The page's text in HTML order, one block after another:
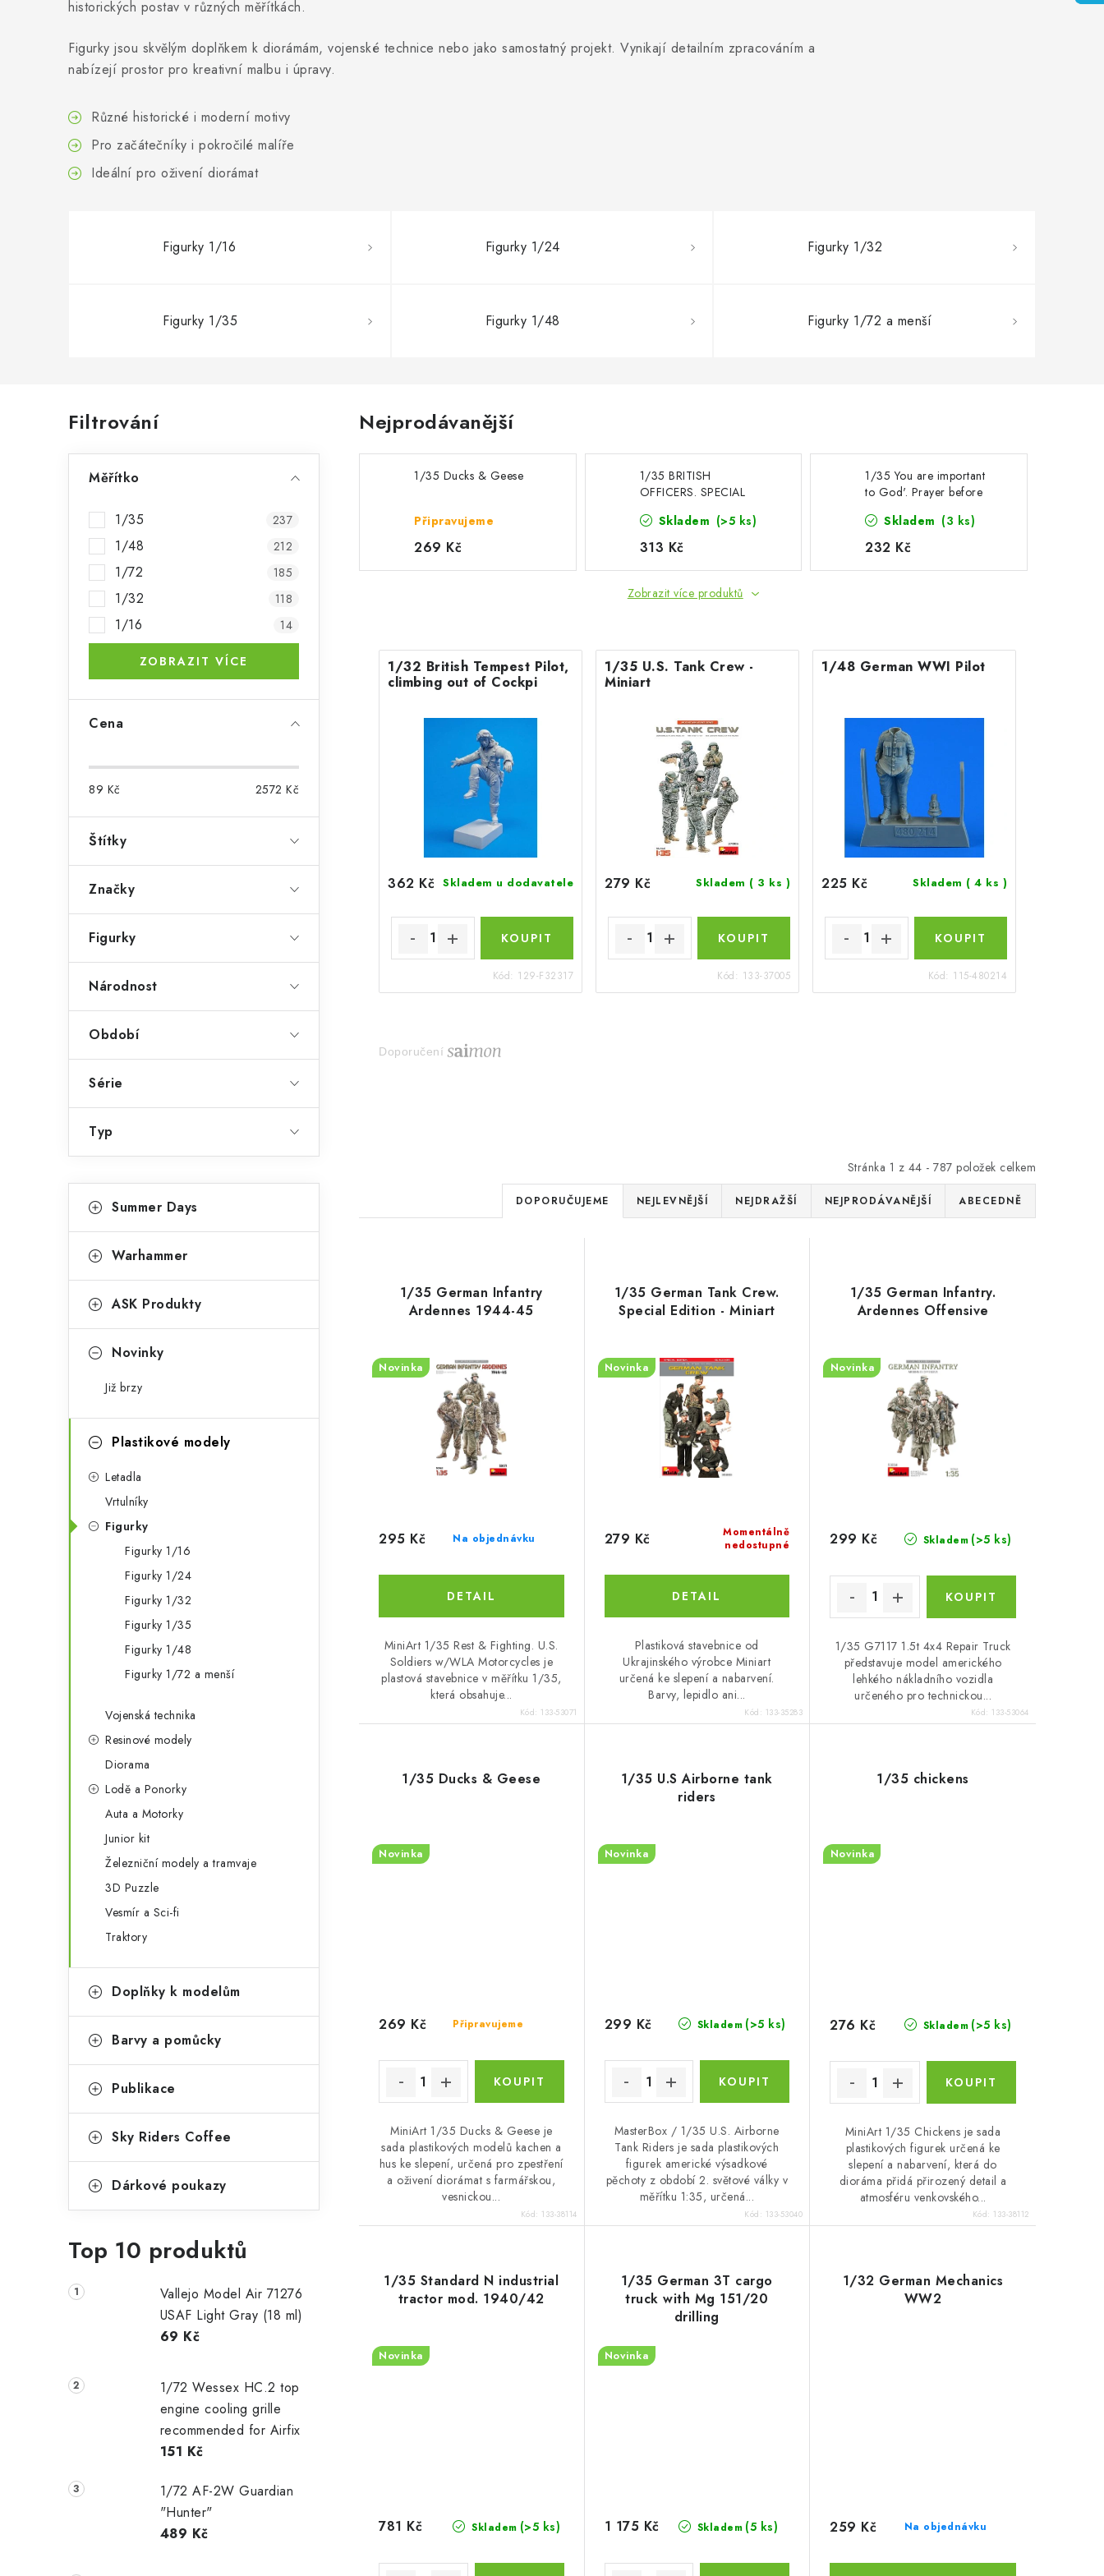
historických postav v různých měřítkách.
Figurky jsou skvělým doplňkem k diorámám, vojenské technice nebo jako samostatný projekt. Vynikají detailním zpracováním a
nabízejí prostor pro kreativní malbu i úpravy.
Různé historické i moderní motivy
Pro začátečníky i pokročilé malíře
Ideální pro oživení diorámat
Figurky 1/16 Figurky 1/24 Figurky 1/32
Figurky 1/35 Figurky 1/48 Figurky 1/72 a menší
P
o
p
Filtrování
Měřítko
1/35 237
1/48 212
1/72 185
1/32 118
1/16 14
ZOBRAZIT VÍCE
Cena
89 Kč 2572 Kč
Štítky
Značky
Figurky
Národnost
Období
Série
Typ
kategorie
a
e
o
e
Summer Days
Warhammer
ASK Produkty
Novinky
Již brzy
Plastikové modely
Letadla
Vrtulníky
Figurky
Figurky 1/16
Figurky 1/24
Figurky 1/32
Figurky 1/35
Figurky 1/48
Figurky 1/72 a menší
Vojenská technika
Resinové modely
Diorama
Lodě a Ponorky
Auta a Motorky
Junior kit
Železniční modely a tramvaje
3D Puzzle
Vesmír a Sci-fi
Traktory
Doplňky k modelům
Barvy a pomůcky
Publikace
Sky Riders Coffee
Dárkové poukazy
Top 10 produktů
Vallejo Model Air 71276
USAF Light Gray (18 ml)
69 Kč
1/72 Wessex HC.2 top
engine cooling grille
recommended for Airfix
151 Kč
1/72 AF-2W Guardian
"Hunter"
489 Kč
Nejprodávanější
1/35 Ducks & Geese
Připravujeme
269 Kč
1/35 BRITISH
OFFICERS. SPECIAL
Skladem (>5 ks)
313 Kč
1/35 You are important
to God'. Prayer before
Skladem (3 ks)
232 Kč
Zobrazit více produktů
1/32 British Tempest Pilot,
climbing out of Cockpi
362 Kč Skladem u dodavatele
Kód: 129-F32317
1/35 U.S. Tank Crew -
Miniart
279 Kč Skladem ( 3 ks )
Kód: 133-37005
1/48 German WWI Pilot
225 Kč Skladem ( 4 ks )
Kód: 115-480214
Doporučení
Stránka 1 z 44 - 787 položek celkem
Ř
a
e
n
í
p
o
d
k
t
DOPORUČUJEME NEJLEVNĚJŠÍ NEJDRAŽŠÍ NEJPRODÁVANĚJŠÍ ABECEDNĚ
1/35 German Infantry
Ardennes 1944-45
Novinka
Na objednávku
295 Kč
MiniArt 1/35 Rest & Fighting. U.S.
Soldiers w/WLA Motorcycles je
plastová stavebnice v měřítku 1/35,
která obsahuje...
Kód: 133-53071
1/35 German Tank Crew.
Special Edition - Miniart
Novinka
Momentálně
nedostupné
279 Kč
Plastiková stavebnice od
Ukrajinského výrobce Miniart
určená ke slepení a nabarvení.
Barvy, lepidlo ani...
Kód: 133-35283
1/35 German Infantry.
Ardennes Offensive
Novinka
Skladem (>5 ks)
299 Kč
1/35 G7117 1.5t 4x4 Repair Truck
představuje model amerického
lehkého nákladního vozidla
určeného pro technickou...
Kód: 133-53064
1/35 Ducks & Geese
Novinka
Připravujeme
269 Kč
MiniArt 1/35 Ducks & Geese je
sada plastikových modelů kachen a
hus ke slepení, určená pro zpestření
a oživení diorámat s farmářskou,
vesnickou...
Kód: 133-38114
1/35 U.S Airborne tank
riders
Novinka
Skladem (>5 ks)
299 Kč
MasterBox / 1/35 U.S. Airborne
Tank Riders je sada plastikových
figurek americké výsadkové
pěchoty z období 2. světové války v
měřítku 1:35, určená...
Kód: 133-53040
1/35 chickens
Novinka
Skladem (>5 ks)
276 Kč
MiniArt 1/35 Chickens je sada
plastikových figurek určená ke
slepení a nabarvení, která do
dioráma přidá přirozený detail a
atmosféru venkovského...
Kód: 133-38112
1/35 Standard N industrial
tractor mod. 1940/42
Novinka
Skladem (>5 ks)
781 Kč
1/35 German 3T cargo
truck with Mg 151/20
drilling
Novinka
Skladem (5 ks)
1 175 Kč
1/32 German Mechanics
WW2
Na objednávku
259 Kč